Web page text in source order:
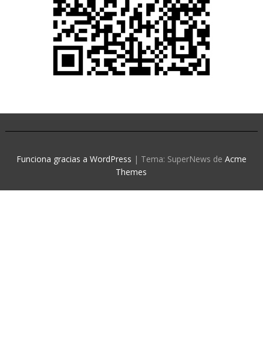
Funciona gracias a WordPress | Tema: SuperNews de Acme
Themes